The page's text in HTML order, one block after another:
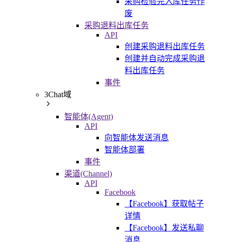
废
采购退料出库任务
API
创建采购退料出库任务
创建并自动完成采购退
料出库任务
事件
3Chat域
智能体(Agent)
API
向智能体发送消息
智能体部署
事件
渠道(Channel)
API
Facebook
【Facebook】获取帖子
详情
【Facebook】发送私聊
消息